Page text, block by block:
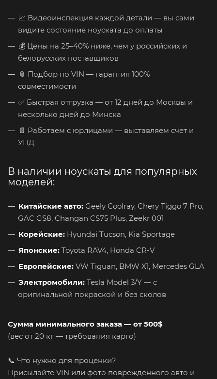
📈 Видеоинспекция каждой детали — вы сами
видите состояние ноуската до оплаты
💰 Цены на 25–40% ниже, чем у российских и
белорусских поставщиков
📎 Подбор по VIN — гарантия 100%
совместимости
✅ Быстрая отгрузка — от 12 дней до Москвы и
несколько дней до Минска
📄 Работаем с юрлицами — выставляем счёт и
УПД
В наличии ноускаты для популярных
моделей:
Китайские авто: Geely Coolray, Chery Tiggo 7 Pro,
GAC GS8, Changan CS75 Plus, Zeekr 001
Корейские: Hyundai Tucson, Kia Sportage
Японские: Toyota RAV4, Honda CR-V
Европейские: VW Tiguan, BMW X1, Mercedes GLA
Электромобили: Tesla Model 3/Y — с
оригинальной покраской и без сколов
Сумма минимального заказа — от 500$
(вес от 20 кг — требования карго)
📞 Что нужно для проценки?
Присылайте VIN или фото повреждённого авто и